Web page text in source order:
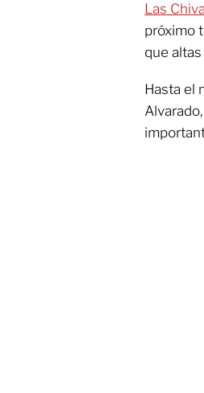
Las
próximo
que
Hasta el